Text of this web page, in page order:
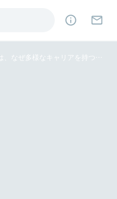
経営リーダーを目指すなら、“大企業vsベンチャー”の二項対立から脱せよ。 グローバル企業のミスミには、なぜ多様なキャリアを持つ人材が集まるのか？